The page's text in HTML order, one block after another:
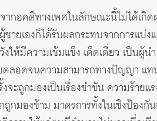
ากอคติทางเพศในลักษณะนี้ไม่ได้เกิ
ายเองก็ได้รับผลกระทบจากการแบ่
ให้มีความเข้มแข็ง เด็ดเดี่ยว เป็นผู้
ตลอดจนความสามารถทางปัญญา แ
จะถูกมองเป็นเรื่องขำขัน ความร้าย
ถูกมองข้าม มาตรการทั้งในเชิงป้อง